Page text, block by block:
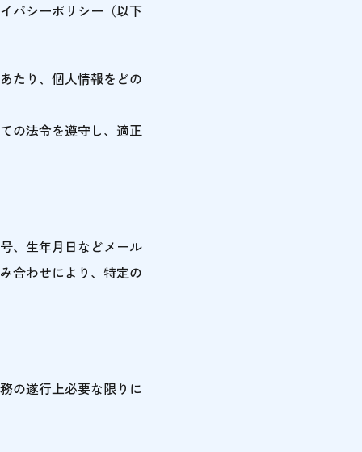
バシーポリシー（以下
たり、個人情報をどの
の法令を遵守し、適正
、生年月日などメール
合わせにより、特定の
の遂行上必要な限りに